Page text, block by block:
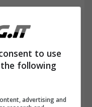
ha stabilito
to use
following
advertising and